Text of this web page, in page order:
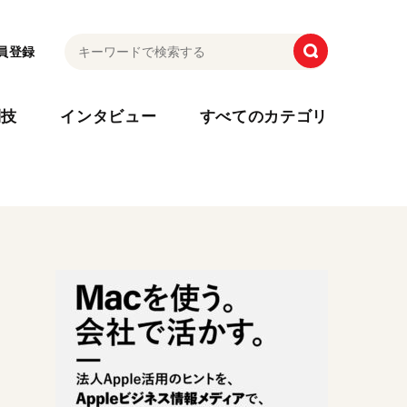
登録
インタビュー すべてのカテゴリ